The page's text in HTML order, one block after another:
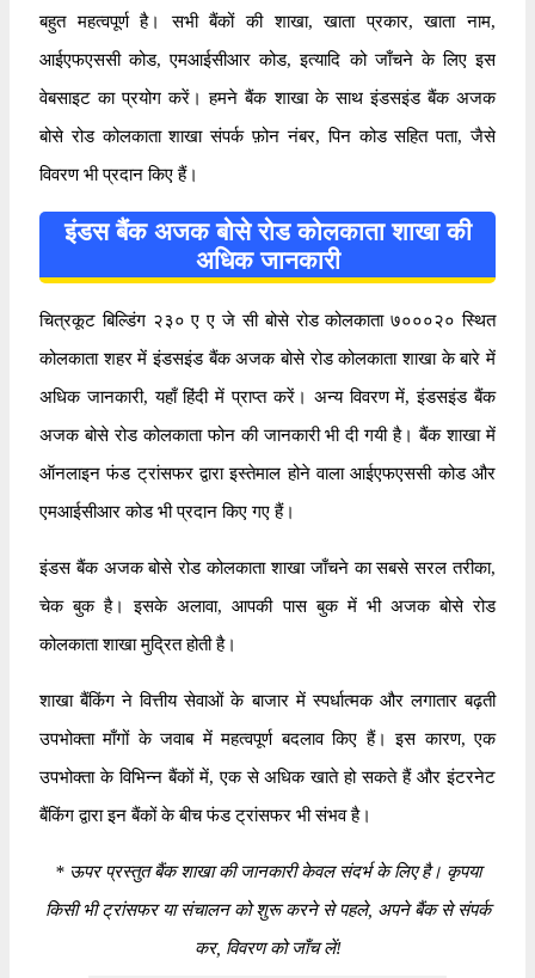
बहुत महत्वपूर्ण है। सभी बैंकों की शाखा, खाता प्रकार, खाता नाम,
आईएफएससी कोड, एमआईसीआर कोड, इत्यादि को जाँचने के लिए इस
वेबसाइट का प्रयोग करें। हमने बैंक शाखा के साथ इंडसइंड बैंक अजक
बोसे रोड कोलकाता शाखा संपर्क फ़ोन नंबर, पिन कोड सहित पता, जैसे
विवरण भी प्रदान किए हैं।
इंडस बैंक अजक बोसे रोड कोलकाता शाखा की
अधिक जानकारी
चित्रकूट बिल्डिंग २३० ए ए जे सी बोसे रोड कोलकाता ७०००२० स्थित
कोलकाता शहर में इंडसइंड बैंक अजक बोसे रोड कोलकाता शाखा के बारे में
अधिक जानकारी, यहाँ हिंदी में प्राप्त करें। अन्य विवरण में, इंडसइंड बैंक
अजक बोसे रोड कोलकाता फोन की जानकारी भी दी गयी है। बैंक शाखा में
ऑनलाइन फंड ट्रांसफर द्वारा इस्तेमाल होने वाला आईएफएससी कोड और
एमआईसीआर कोड भी प्रदान किए गए हैं।
इंडस बैंक अजक बोसे रोड कोलकाता शाखा जाँचने का सबसे सरल तरीका,
चेक बुक है। इसके अलावा, आपकी पास बुक में भी अजक बोसे रोड
कोलकाता शाखा मुद्रित होती है।
शाखा बैंकिंग ने वित्तीय सेवाओं के बाजार में स्पर्धात्मक और लगातार बढ़ती
उपभोक्ता माँगों के जवाब में महत्वपूर्ण बदलाव किए हैं। इस कारण, एक
उपभोक्ता के विभिन्न बैंकों में, एक से अधिक खाते हो सकते हैं और इंटरनेट
बैंकिंग द्वारा इन बैंकों के बीच फंड ट्रांसफर भी संभव है।
*ऊपर प्रस्तुत बैंक शाखा की जानकारी केवल संदर्भ के लिए है। कृपया
किसी भी ट्रांसफर या संचालन को शुरू करने से पहले, अपने बैंक से संपर्क
कर, विवरण को जाँच लें!